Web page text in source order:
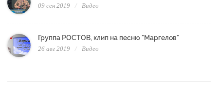
09 сен 2019 Видео
Группа РОСТОВ, клип на песню "Маргелов"
26 авг 2019 Видео